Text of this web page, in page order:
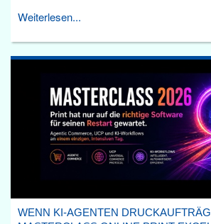
Weiterlesen...
WENN KI-AGENTEN